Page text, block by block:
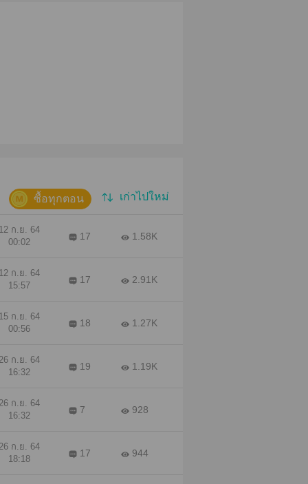
เก่าไปใหม่
ซื้อทุกตอน
12 ก.ย. 64
00:02
17 1.58K
12 ก.ย. 64
15:57
17 2.91K
15 ก.ย. 64
00:56
18 1.27K
26 ก.ย. 64
16:32
19 1.19K
26 ก.ย. 64
16:32
7 928
26 ก.ย. 64
18:18
17 944